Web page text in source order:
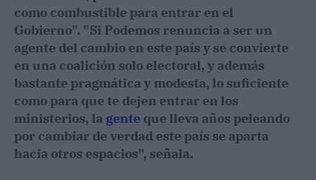
como combustible para entrar en el
Gobierno". "Si Podemos renuncia a ser un
agente del cambio en este país y se convierte
en una coalición solo electoral, y además
bastante pragmática y modesta, lo suficiente
como para que te dejen entrar en los
ministerios, la gente que lleva años peleando
por cambiar de verdad este país se aparta
hacia otros espacios", señala.